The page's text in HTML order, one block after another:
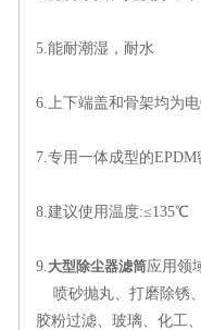
5.能耐潮湿，耐水
6.上下端盖和骨架均为
7.专用一体成型的
8.建议使用温度:≤135℃
9.大型除尘器滤筒应用领
喷砂抛丸、打磨除锈
胶粉过滤、玻璃、化工